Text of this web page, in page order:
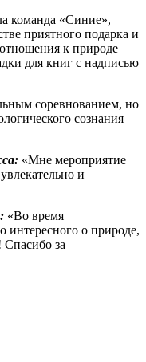
команда «Синие»,
приятного подарка и
к природе
для книг с надписью
соревнованием, но
сознания
«Мне мероприятие
и
«Во время
интересного о природе,
Спасибо за